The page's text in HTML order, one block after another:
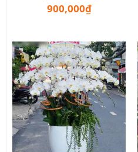
900,000₫